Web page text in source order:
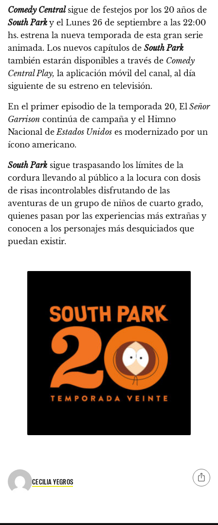
Comedy Central sigue de festejos por los 20 años de
South Park y el Lunes 26 de septiembre a las 22:00
hs. estrena la nueva temporada de esta gran serie
animada. Los nuevos capítulos de South Park
también estarán disponibles a través de Comedy
Central Play, la aplicación móvil del canal, al día
siguiente de su estreno en televisión.
En el primer episodio de la temporada 20, El Señor
Garrison continúa de campaña y el Himno
Nacional deEstados Unidos es modernizado por un
ícono americano.
South Park sigue traspasando los límites de la
cordura llevando al público a la locura con dosis
de risas incontrolables disfrutando de las
aventuras de un grupo de niños de cuarto grado,
quienes pasan por las experiencias más extrañas y
conocen a los personajes más desquiciados que
puedan existir.
CECILIA YEGROS